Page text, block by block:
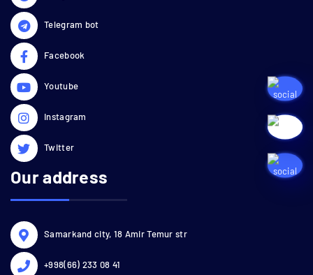
Telegram bot
Facebook
Youtube
Instagram
Twitter
Our address
Samarkand city, 18 Amir Temur str
+998(66) 233 08 41